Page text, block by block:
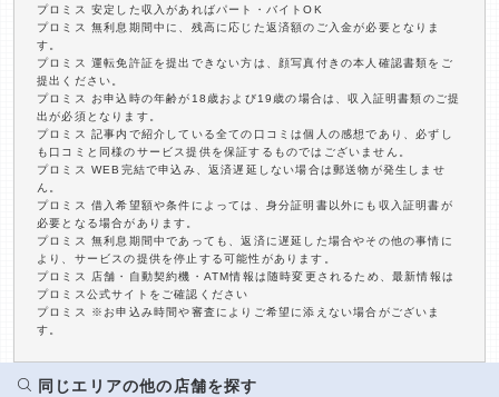
プロミス 安定した収入があればパート・バイトOK
プロミス 無利息期間中に、残高に応じた返済額のご入金が必要となりま
す。
プロミス 運転免許証を提出できない方は、顔写真付きの本人確認書類をご
提出ください。
プロミス お申込時の年齢が18歳および19歳の場合は、収入証明書類のご提
出が必須となります。
プロミス 記事内で紹介している全ての口コミは個人の感想であり、必ずし
も口コミと同様のサービス提供を保証するものではございません。
プロミス WEB完結で申込み、返済遅延しない場合は郵送物が発生しませ
ん。
プロミス 借入希望額や条件によっては、身分証明書以外にも収入証明書が
必要となる場合があります。
プロミス 無利息期間中であっても、返済に遅延した場合やその他の事情に
より、サービスの提供を停止する可能性があります。
プロミス 店舗・自動契約機・ATM情報は随時変更されるため、最新情報は
プロミス公式サイトをご確認ください
プロミス ※お申込み時間や審査によりご希望に添えない場合がございま
す。
同じエリアの他の店舗を探す